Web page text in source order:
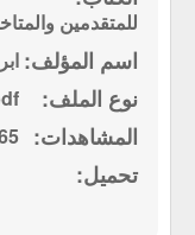
للمتقدمين